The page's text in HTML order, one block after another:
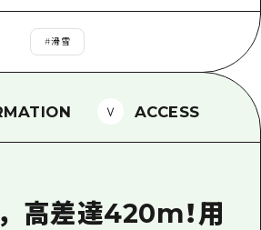
天
天
免費 Wi-Fi
問題
#滑雪
ACCESS
高差達420m！用